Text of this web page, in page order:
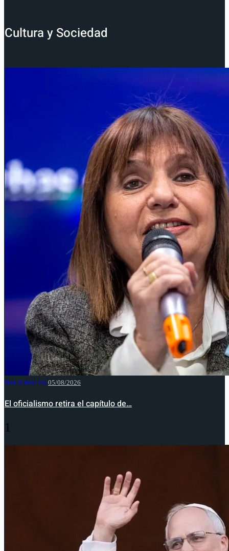
Cultura y Sociedad
NACIONALES 05/08/2026
El oficialismo retira el capítulo de…
1